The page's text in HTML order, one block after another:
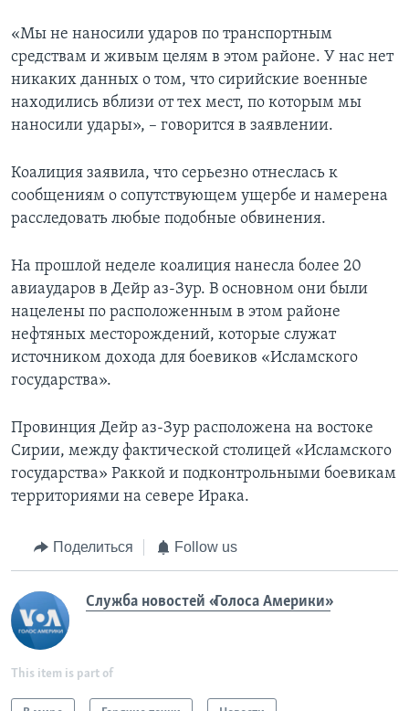
«Мы не наносили ударов по транспортным
средствам и живым целям в этом районе. У нас нет
никаких данных о том, что сирийские военные
находились вблизи от тех мест, по которым мы
наносили удары», – говорится в заявлении.
Коалиция заявила, что серьезно отнеслась к
сообщениям о сопутствующем ущербе и намерена
расследовать любые подобные обвинения.
На прошлой неделе коалиция нанесла более 20
авиаударов в Дейр аз-Зур. В основном они были
нацелены по расположенным в этом районе
нефтяных месторождений, которые служат
источником дохода для боевиков «Исламского
государства».
Провинция Дейр аз-Зур расположена на востоке
Сирии, между фактической столицей «Исламского
государства» Раккой и подконтрольными боевикам
территориями на севере Ирака.
Поделиться Follow us
Служба новостей «Голоса Америки»
This item is part of